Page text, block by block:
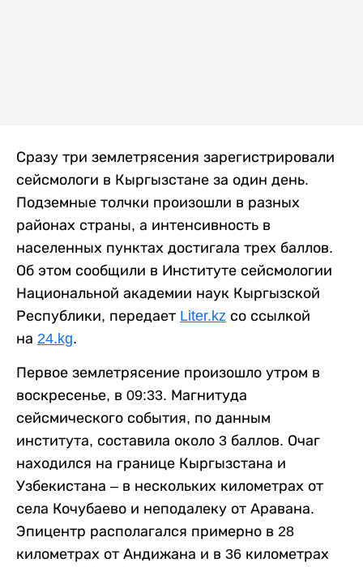
Сразу три землетрясения зарегистрировали
сейсмологи в Кыргызстане за один день.
Подземные толчки произошли в разных
районах страны, а интенсивность в
населенных пунктах достигала трех баллов.
Об этом сообщили в Институте сейсмологии
Национальной академии наук Кыргызской
Республики, передает Liter.kz со ссылкой
на 24.kg.
Первое землетрясение произошло утром в
воскресенье, в 09:33. Магнитуда
сейсмического события, по данным
института, составила около 3 баллов. Очаг
находился на границе Кыргызстана и
Узбекистана – в нескольких километрах от
села Кочубаево и неподалеку от Аравана.
Эпицентр располагался примерно в 28
километрах от Андижана и в 36 километрах